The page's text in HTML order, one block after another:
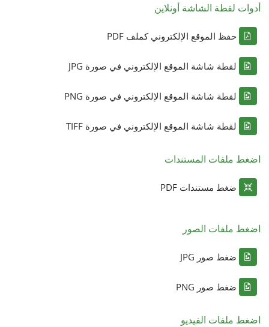
أدوات لقطة الشاشة أونلاين
حفظ الموقع الإلكتروني كملف PDF
لقطة شاشة الموقع الإلكتروني في صورة JPG
لقطة شاشة الموقع الإلكتروني في صورة PNG
لقطة شاشة الموقع الإلكتروني في صورة TIFF
اضغط ملفات المستندات
ضغط مستندات PDF
اضغط ملفات الصور
ضغط صور JPG
ضغط صور PNG
اضغط ملفات الفيديو